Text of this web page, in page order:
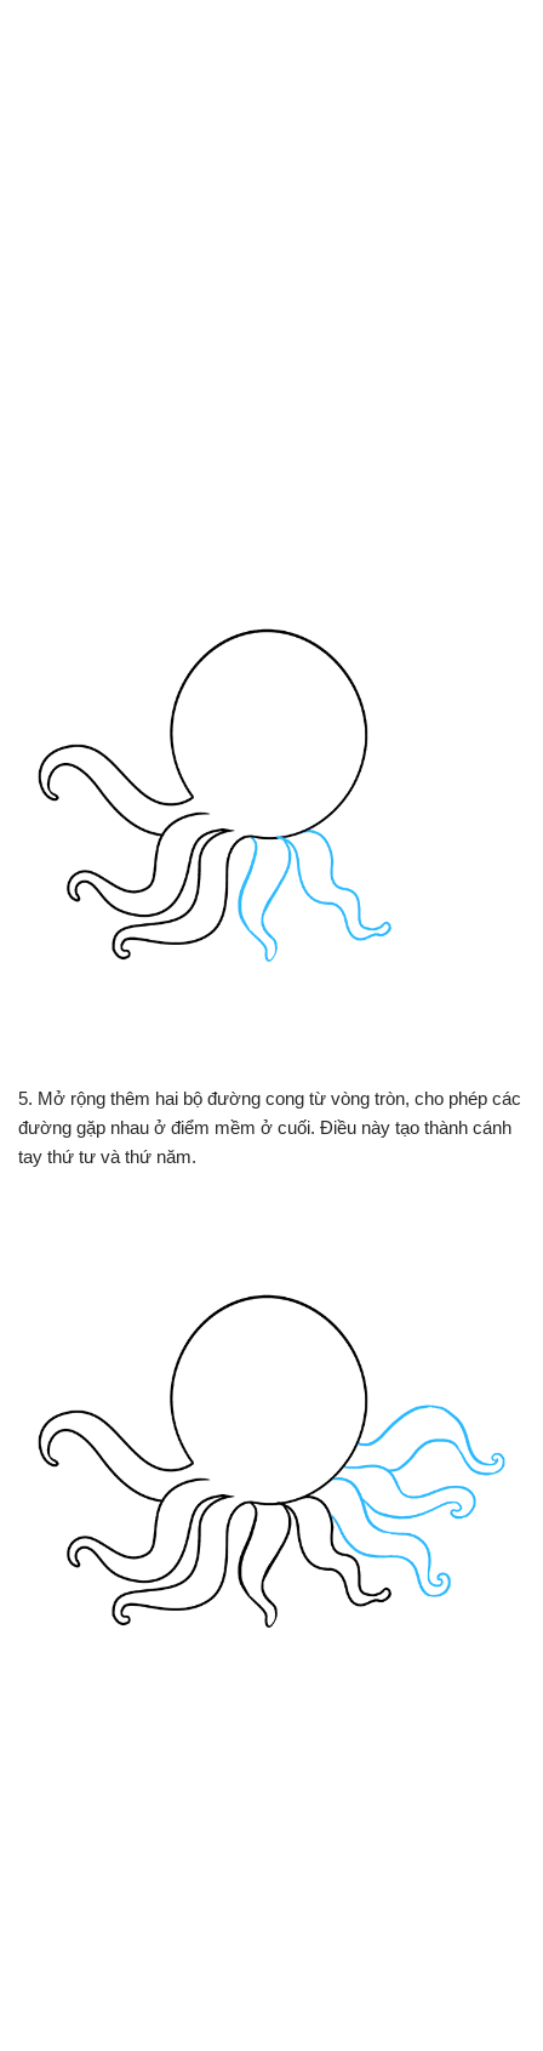
5. Mở rộng thêm hai bộ đường cong từ vòng tròn, cho phép các
đường gặp nhau ở điểm mềm ở cuối. Điều này tạo thành cánh
tay thứ tư và thứ năm.